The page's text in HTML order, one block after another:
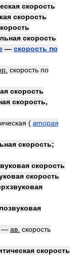
скорость
скорость
скорость
— скорость по
скорость по
скорость
скорость,
( вторая
скорость;
скорость
скорость
— ав. скорость
скорость